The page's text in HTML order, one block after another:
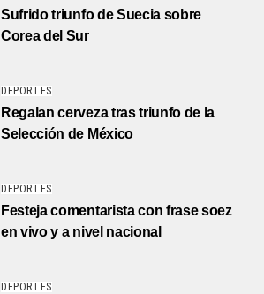
Sufrido triunfo de Suecia sobre
Corea del Sur
DEPORTES
Regalan cerveza tras triunfo de la
Selección de México
DEPORTES
Festeja comentarista con frase soez
en vivo y a nivel nacional
DEPORTES